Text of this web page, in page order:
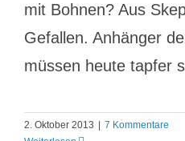
mit Bohnen? Aus
Gefallen. Anhänger
müssen heute tapfer
2. Oktober 2013
7 Kommentare